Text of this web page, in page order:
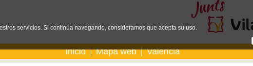
Inicio Mapa web Valencià
servicios. Si continúa navegando, consideramos que acepta su uso.